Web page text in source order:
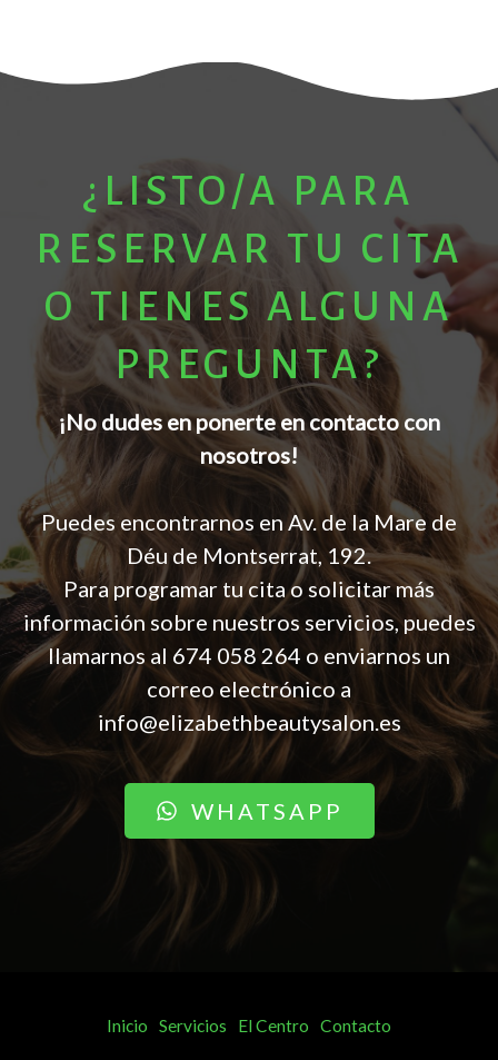
¿LISTO/A PARA
RESERVAR TU CITA
O TIENES ALGUNA
PREGUNTA?
¡No dudes en ponerte en contacto con
nosotros!
Puedes encontrarnos en Av. de la Mare de
Déu de Montserrat, 192.
Para programar tu cita o solicitar más
información sobre nuestros servicios, puedes
llamarnos al 674 058 264 o enviarnos un
correo electrónico a
info@elizabethbeautysalon.es
WHATSAPP
Inicio Servicios El Centro Contacto